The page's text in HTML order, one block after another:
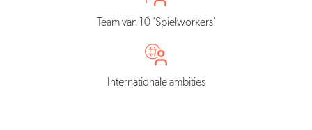
Team van 10 'Spielworkers'
Internationale ambities